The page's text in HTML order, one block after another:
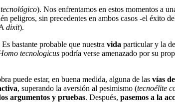
). Nos enfrentamos en estos momentos a
peligros, sin precedentes en ambos casos -el éxito
dixit).
bastante probable que nuestra vida particular y la de
tecnologicus podría verse amenazado por su
puede estar, en buena medida, alguna de las vías de
, superando la aversión al pesimismo (tecnoélite
argumentos y pruebas. Después, pasemos a la